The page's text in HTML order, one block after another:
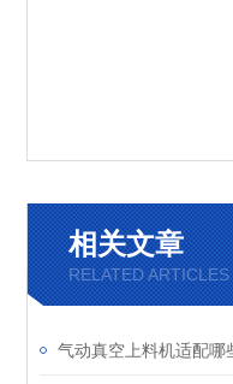
相关文章
RELATED ARTICLES